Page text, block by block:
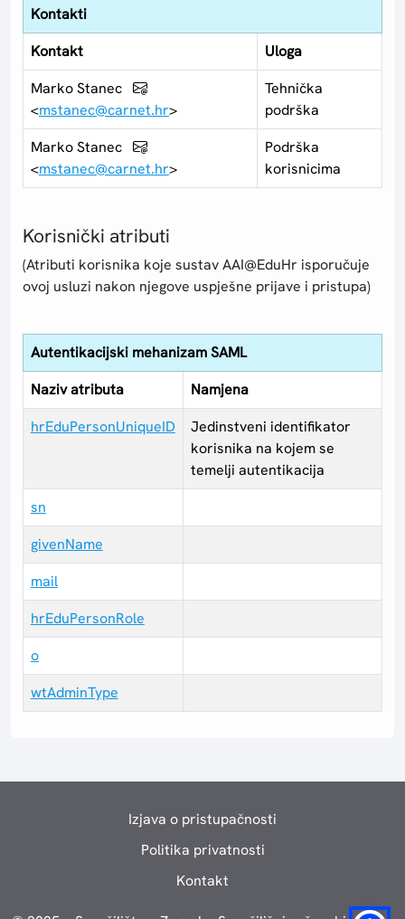
Kontakti
Kontakt
Uloga
Marko Stanec
<mstanec@carnet.hr>
Tehnička
podrška
Marko Stanec
<mstanec@carnet.hr>
Podrška
korisnicima
Korisnički atributi
(Atributi korisnika koje sustav AAI@EduHr isporučuje
ovoj usluzi nakon njegove uspješne prijave i pristupa)
Autentikacijski mehanizam SAML
Naziv atributa
Namjena
hrEduPersonUniqueID
Jedinstveni identifikator
korisnika na kojem se
temelji autentikacija
sn
givenName
mail
hrEduPersonRole
o
wtAdminType
Izjava o pristupačnosti
Politika privatnosti
Kontakt